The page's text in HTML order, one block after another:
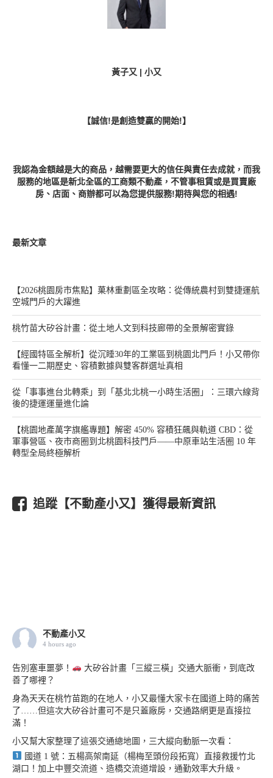
黃子又 | 小又
【誠信!是創造雙贏的開始!】
我認為金額越是大的商品，越需要更大的信任與責任去成就，而我
服務的地區是新北全區的工商類不動產，不管事租賃或是買賣廠
房、店面、商辦都可以為您提供服務!期待與您的相遇!
最新文章
【2026桃園房市焦點】菓林重劃區全攻略：從傳統農村到雙捷運航
空城門戶的大躍進
桃竹苗大矽谷計畫：從土地人文到科技廊帶的全景解密實錄
【經國特區全解析】從沉睡30年的工業區到桃園北門戶！小又帶你
看懂一二期歷史、容積數據與雙客群選址真相
從「事事進台北轉乘」到「基北北桃一小時生活圈」：三環六線背
後的捷運運量進化論
【桃園地產萬字旗艦專題】解密 450% 容積狂飆與軌道 CBD：從
軍事營區、夜市商圈到北桃園科技門戶——中原車站生活圈 10 年
轉型全局終極解析
追蹤【不動產小又】獲得最新資訊
不動產小又
4 hours ago
告別塞車噩夢！
大矽谷計畫「三縱三橫」交通大脈衝，到底改
善了哪裡？
身為天天在桃竹苗跑的在地人，小又最懂大家卡在國道上時的痛苦
了……但這次大矽谷計畫可不是只蓋廠房，交通路網更是直接拉
滿！
小又幫大家整理了這張交通總地圖，三大縱向動脈一次看：
國道 1 號：五楊高架南延（楊梅至頭份段拓寬）直接救援竹北
湖口！加上中豐交流道、造橋交流道增設，通勤效率大升級。